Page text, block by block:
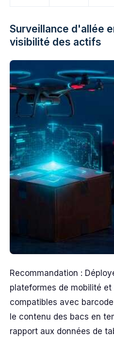
Surveillance d'allée
visibilité des actifs
Recommandation :
plateformes de mobilité
compatibles avec
le contenu des bacs en
rapport aux données de